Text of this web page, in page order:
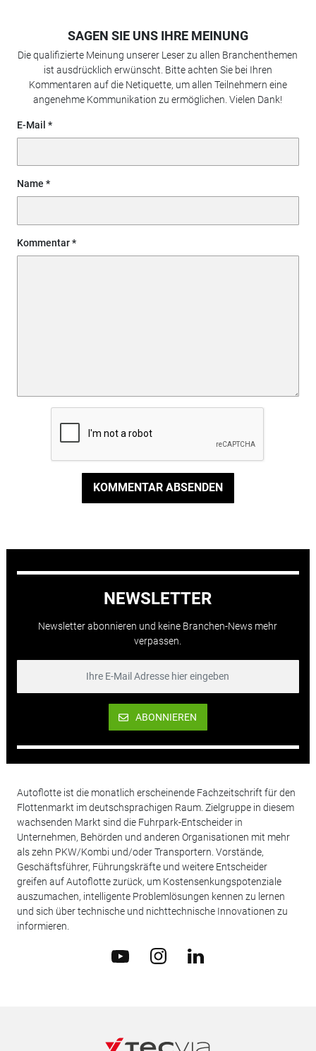
SAGEN SIE UNS IHRE MEINUNG
Die qualifizierte Meinung unserer Leser zu allen Branchenthemen
ist ausdrücklich erwünscht. Bitte achten Sie bei Ihren
Kommentaren auf die Netiquette, um allen Teilnehmern eine
angenehme Kommunikation zu ermöglichen. Vielen Dank!
E-Mail
Name
Kommentar
KOMMENTAR ABSENDEN
NEWSLETTER
Newsletter abonnieren und keine Branchen-News mehr
verpassen.
ABONNIEREN
Autoflotte ist die monatlich erscheinende Fachzeitschrift für den
Flottenmarkt im deutschsprachigen Raum. Zielgruppe in diesem
wachsenden Markt sind die Fuhrpark-Entscheider in
Unternehmen, Behörden und anderen Organisationen mit mehr
als zehn PKW/Kombi und/oder Transportern. Vorstände,
Geschäftsführer, Führungskräfte und weitere Entscheider
greifen auf Autoflotte zurück, um Kostensenkungspotenziale
auszumachen, intelligente Problemlösungen kennen zu lernen
und sich über technische und nichttechnische Innovationen zu
informieren.